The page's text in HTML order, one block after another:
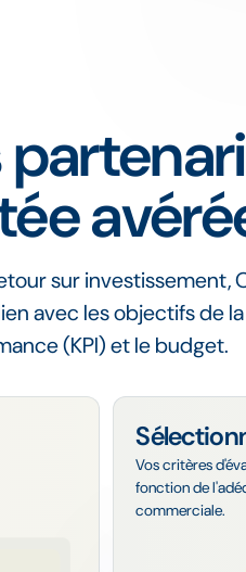
sur investissement,
avec les objectifs de
(KPI) et le budget.
Vos critères
fonction de
commerciale.